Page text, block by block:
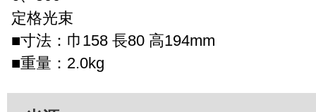
定格光束
■寸法：巾158 長80 高194mm
■重量：2.0kg